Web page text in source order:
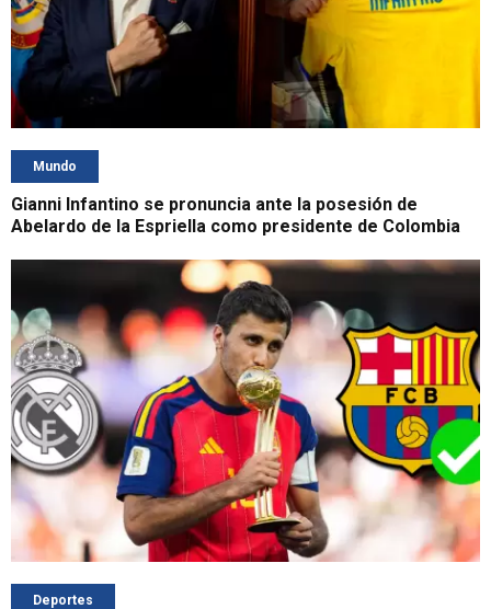
Mundo
Gianni Infantino se pronuncia ante la posesión de
Abelardo de la Espriella como presidente de Colombia
Deportes